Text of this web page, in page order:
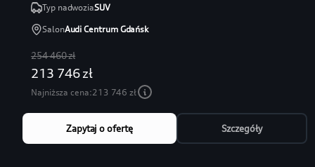
Typ nadwoziaSUV
SalonAudi Centrum Gdańsk
254 460 zł
213 746 zł
Najniższa cena:213 746 zł
Zapytaj o ofertę Szczegóły